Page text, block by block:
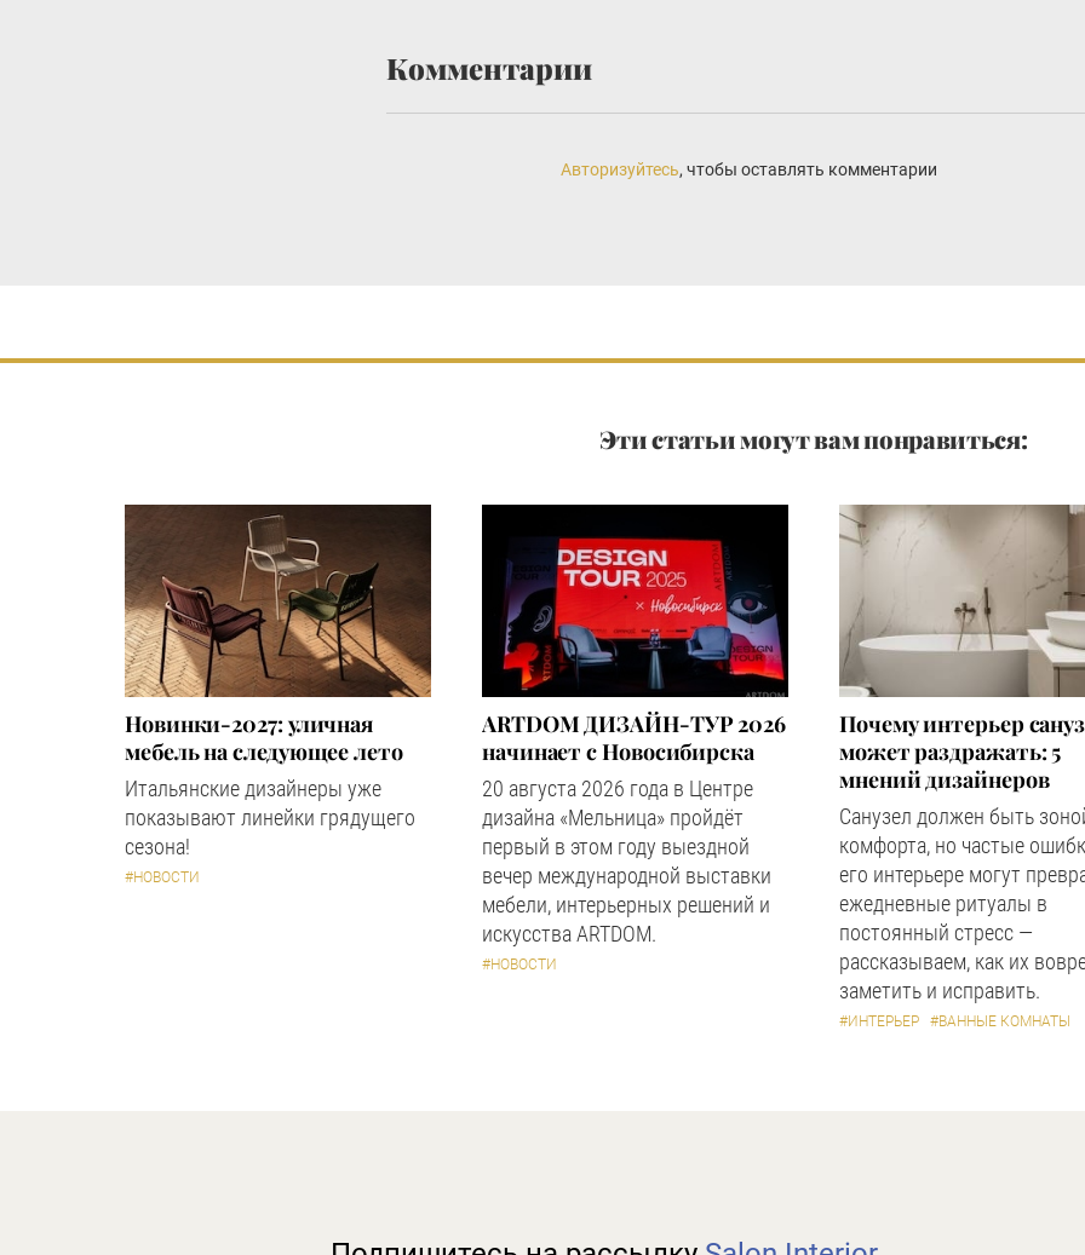
Комментарии
Авторизуйтесь, чтобы оставлять комментарии
Эти статьи могут вам понравиться:
Новинки-2027: уличная
мебель на следующее лето
Итальянские дизайнеры уже
показывают линейки грядущего
сезона!
#НОВОСТИ
ARTDOM ДИЗАЙН-ТУР 2026
начинает с Новосибирска
20 августа 2026 года в Центре
дизайна «Мельница» пройдёт
первый в этом году выездной
вечер международной выставки
мебели, интерьерных решений и
искусства ARTDOM.
#НОВОСТИ
Почему интерьер
может раздражать: 5
мнений дизайнеров
Санузел должен быть
комфорта, но частые
его интерьере могут
ежедневные ритуалы в
постоянный стресс —
рассказываем, как их
заметить и исправить.
#ИНТЕРЬЕР #ВАННЫЕ КОМНАТЫ